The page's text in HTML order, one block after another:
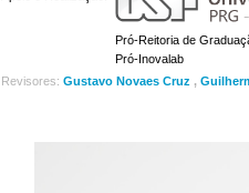
Pró-Reitoria de
Pró-Inovalab
Revisores: Gustavo Novaes Cruz ,